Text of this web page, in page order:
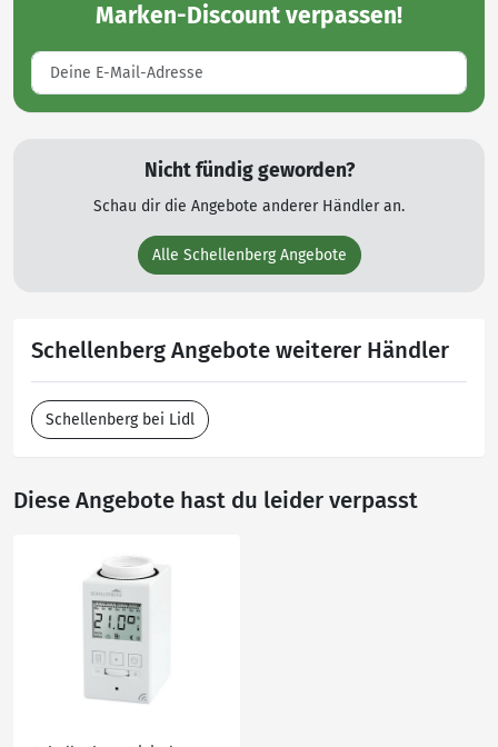
Marken-Discountverpassen!
Nicht fündig geworden?
Schau dir die Angebote anderer Händler an.
Alle Schellenberg Angebote
Schellenberg Angebote weiterer Händler
Schellenberg bei Lidl
Diese Angebote hast du leider verpasst